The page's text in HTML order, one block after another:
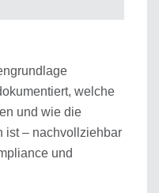
welche
und wie die
ist – nachvollziehbar
und